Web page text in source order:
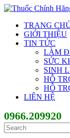
TRANG
GIỚI THIỆU
TIN TỨC
LÀM
SỨC
SINH
HỖ
HỖ
LIÊN HỆ
0966.209920